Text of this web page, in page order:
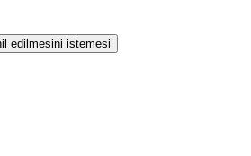
edilmesini istemesi